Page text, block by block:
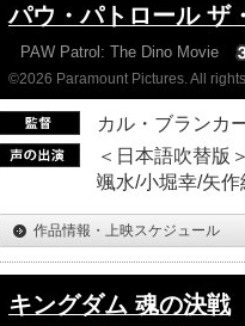
パウ・パトロール ザ
PAW Patrol: The Dino Movie
©2026 Paramount Pictures. All
カル・ブランカ
＜日本語吹替版
颯水/小堀幸/矢作
作品情報・上映スケジュール
キングダム 魂の決戦